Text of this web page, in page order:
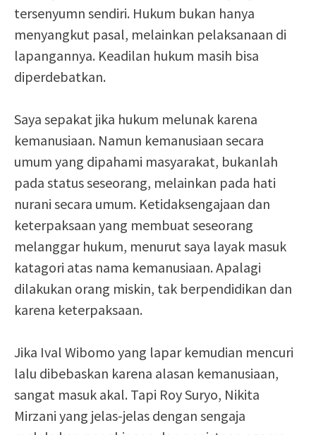
tersenyumn sendiri. Hukum bukan hanya
menyangkut pasal, melainkan pelaksanaan di
lapangannya. Keadilan hukum masih bisa
diperdebatkan.
Saya sepakat jika hukum melunak karena
kemanusiaan. Namun kemanusiaan secara
umum yang dipahami masyarakat, bukanlah
pada status seseorang, melainkan pada hati
nurani secara umum. Ketidaksengajaan dan
keterpaksaan yang membuat seseorang
melanggar hukum, menurut saya layak masuk
katagori atas nama kemanusiaan. Apalagi
dilakukan orang miskin, tak berpendidikan dan
karena keterpaksaan.
Jika Ival Wibomo yang lapar kemudian mencuri
lalu dibebaskan karena alasan kemanusiaan,
sangat masuk akal. Tapi Roy Suryo, Nikita
Mirzani yang jelas-jelas dengan sengaja